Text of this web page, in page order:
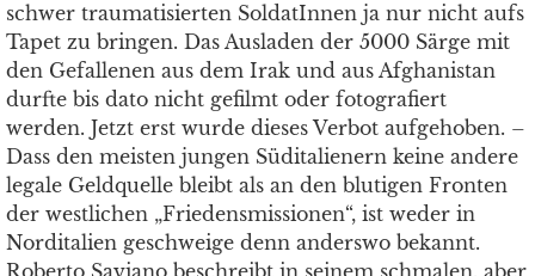
schwer traumatisierten SoldatInnen ja nur nicht aufs
Tapet zu bringen. Das Ausladen der 5000 Särge mit
den Gefallenen aus dem Irak und aus Afghanistan
durfte bis dato nicht gefilmt oder fotografiert
werden. Jetzt erst wurde dieses Verbot aufgehoben. –
Dass den meisten jungen Süditalienern keine andere
legale Geldquelle bleibt als an den blutigen Fronten
der westlichen „Friedensmissionen“, ist weder in
Norditalien geschweige denn anderswo bekannt.
Roberto Saviano beschreibt in seinem schmalen, aber